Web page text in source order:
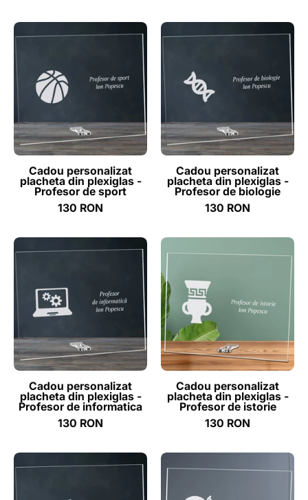
personalizat
din
Profesor
de
sport
-
ghizbi.ro
Cadou personalizat
placheta din plexiglas -
Profesor de sport
130 RON
personalizat
din
Profesor
de
biologie
-
ghizbi.ro
Cadou personalizat
placheta din plexiglas -
Profesor de biologie
130 RON
personalizat
din
plexiglas
Profesor
de
informatica
-
ghizbi.ro
Cadou personalizat
placheta din plexiglas -
Profesor de informatica
130 RON
personalizat
din
plexiglas
Profesor
de
istorie
-
ghizbi.ro
Cadou personalizat
placheta din plexiglas -
Profesor de istorie
130 RON
personalizat
personalizat